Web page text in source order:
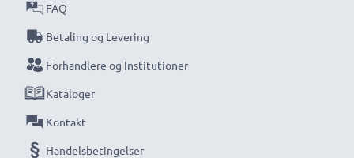
FAQ
Betaling og Levering
Forhandlere og Institutioner
Kataloger
Kontakt
Handelsbetingelser